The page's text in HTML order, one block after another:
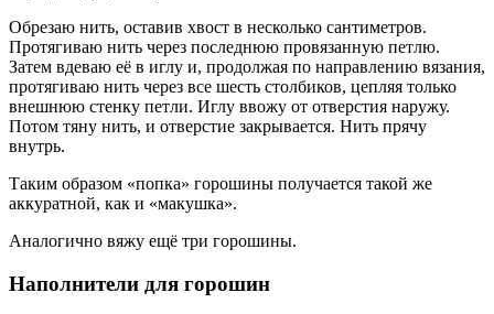
Обрезаю нить, оставив хвост в несколько сантиметров.
Протягиваю нить через последнюю провязанную петлю.
Затем вдеваю её в иглу и, продолжая по направлению вязания,
протягиваю нить через все шесть столбиков, цепляя только
внешнюю стенку петли. Иглу ввожу от отверстия наружу.
Потом тяну нить, и отверстие закрывается. Нить прячу
внутрь.
Таким образом «попка» горошины получается такой же
аккуратной, как и «макушка».
Аналогично вяжу ещё три горошины.
Наполнители для горошин